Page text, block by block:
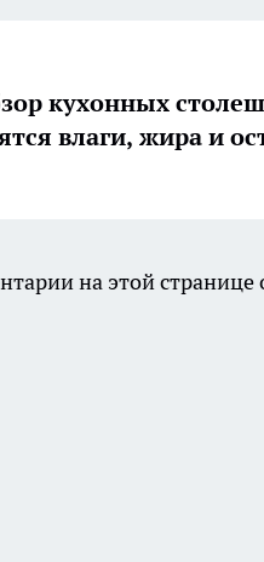
кухонных
влаги, жира и
на этой